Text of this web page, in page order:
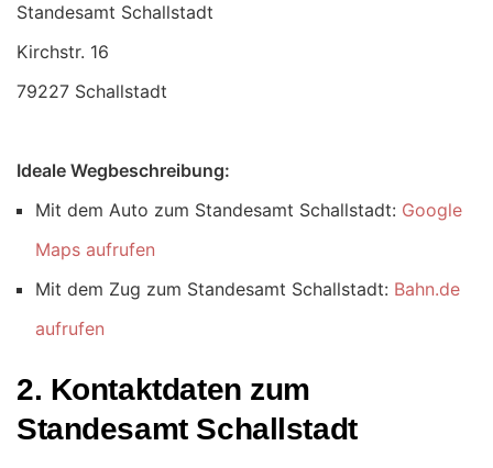
Standesamt Schallstadt
79227 Schallstadt
Ideale Wegbeschreibung:
Mit dem Auto zum Standesamt Schallstadt: Google
Maps aufrufen
Mit dem Zug zum Standesamt Schallstadt: Bahn.de
aufrufen
2. Kontaktdaten zum
Standesamt Schallstadt